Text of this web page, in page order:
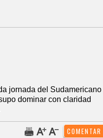
jornada del Sudamericano
dominar con claridad